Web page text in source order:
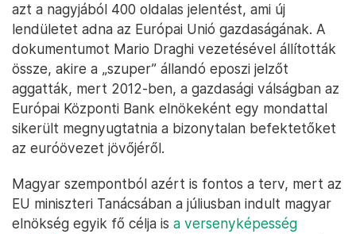
azt a nagyjából 400 oldalas jelentést, ami új
lendületet adna az Európai Unió gazdaságának. A
dokumentumot Mario Draghi vezetésével állították
össze, akire a „szuper” állandó eposzi jelzőt
aggatták, mert 2012-ben, a gazdasági válságban az
Európai Központi Bank elnökeként egy mondattal
sikerült megnyugtatnia a bizonytalan befektetőket
az euróövezet jövőjéről.
Magyar szempontból azért is fontos a terv, mert az
EU miniszteri Tanácsában a júliusban indult magyar
elnökség egyik fő célja is a versenyképesség